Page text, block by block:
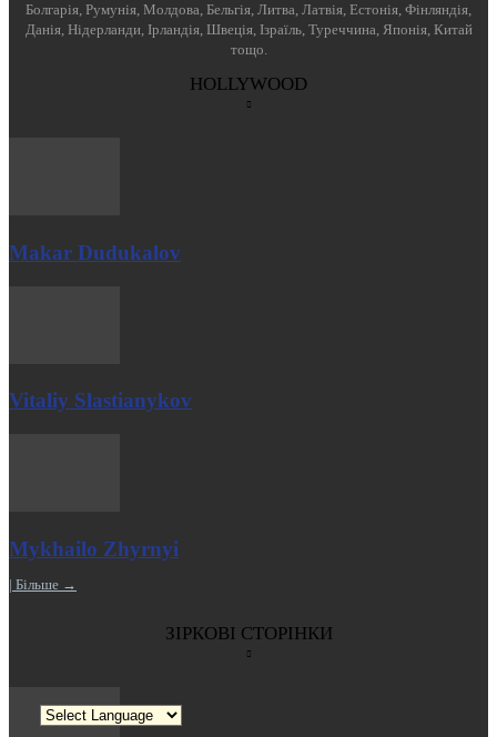
Болгарія, Румунія, Молдова, Бельгія, Литва, Латвія, Естонія, Фінляндія,
Данія, Нідерланди, Ірландія, Швеція, Ізраїль, Туреччина, Японія, Китай
тощо.
HOLLYWOOD
Makar Dudukalov
Vitaliy Slastianykov
Mykhailo Zhyrnyi
| Більше →
ЗІРКОВІ СТОРІНКИ